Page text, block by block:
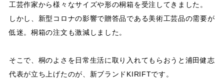
工芸作家から様々なサイズや形の桐箱を受注してきました。
しかし、新型コロナの影響で贈答品である美術工芸品の需要が
低迷。桐箱の注文も激減しました。
そこで、桐のよさを日常生活に取り入れてもらおうと浦田健志
代表が立ち上げたのが、新ブランドKIRIFTです。